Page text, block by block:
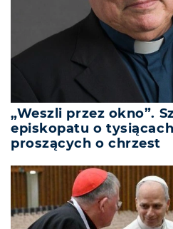
„Weszli przez okno”.
episkopatu o
proszących o chrzest